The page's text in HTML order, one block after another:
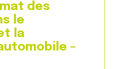
des
le
la
–